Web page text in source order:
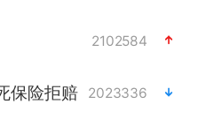
2102584
保险拒赔 2023336